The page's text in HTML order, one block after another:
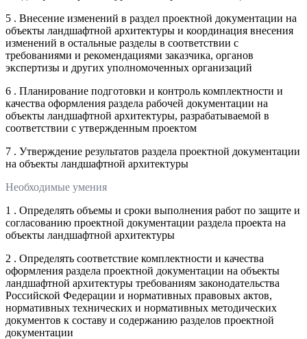
5 . Внесение изменений в раздел проектной документации на
объекты ландшафтной архитектуры и координация внесения
изменений в остальные разделы в соответствии с
требованиями и рекомендациями заказчика, органов
экспертизы и других уполномоченных организаций
6 . Планирование подготовки и контроль комплектности и
качества оформления раздела рабочей документации на
объекты ландшафтной архитектуры, разрабатываемой в
соответствии с утвержденным проектом
7 . Утверждение результатов раздела проектной документации
на объекты ландшафтной архитектуры
Необходимые умения
1 . Определять объемы и сроки выполнения работ по защите и
согласованию проектной документации раздела проекта на
объекты ландшафтной архитектуры
2 . Определять соответствие комплектности и качества
оформления раздела проектной документации на объекты
ландшафтной архитектуры требованиям законодательства
Российской Федерации и нормативных правовых актов,
нормативных технических и нормативных методических
документов к составу и содержанию разделов проектной
документации